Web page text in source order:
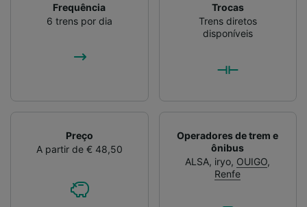
Frequência
6 trens por dia
Trocas
Trens diretos
disponíveis
Preço
A partir de € 48,50
Operadores de trem e
ônibus
ALSA, iryo, OUIGO,
Renfe